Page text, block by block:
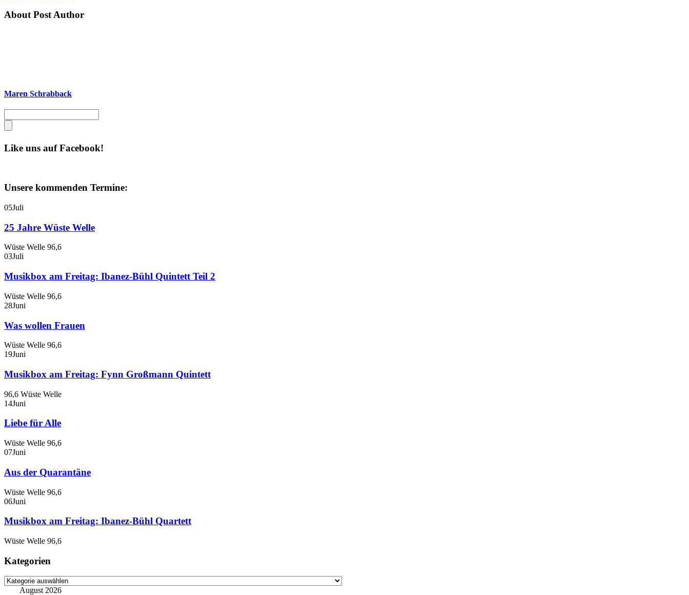
About Post Author
Maren Schrabback
Like uns auf Facebook!
Unsere kommenden Termine:
05Juli
25 Jahre Wüste Welle
Wüste Welle 96,6
03Juli
Musikbox am Freitag: Ibanez-Bühl Quintett Teil 2
Wüste Welle 96,6
28Juni
Was wollen Frauen
Wüste Welle 96,6
19Juni
Musikbox am Freitag: Fynn Großmann Quintett
96,6 Wüste Welle
14Juni
Liebe für Alle
Wüste Welle 96,6
07Juni
Aus der Quarantäne
Wüste Welle 96,6
06Juni
Musikbox am Freitag: Ibanez-Bühl Quartett
Wüste Welle 96,6
Kategorien
Kategorien
August 2026